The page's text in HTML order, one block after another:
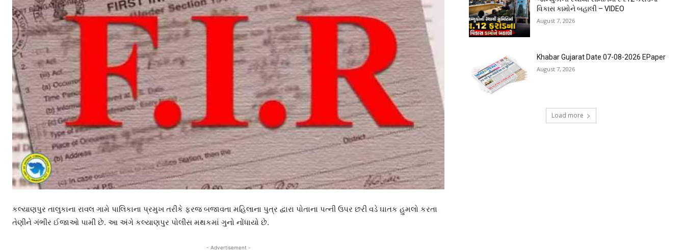
કલ્યાણપુર તાલુકાના રાવલ ગામે પાલિકાના પ્રમુખ તરીકે ફરજ બજાવતા મહિલાના પુત્ર દ્વારા પોતાના પત્ની ઉપર છરી વડે ઘાતક હુમલો કરતા
તેણીને ગંભીર ઈજાઓ પામી છે. આ અંગે કલ્યાણપુર પોલીસ મથકમાં ગુનો નોંધાયો છે.
- Advertisement -
વિકાસ કામોને બહાલી – VIDEO
August 7, 2026
Khabar Gujarat Date 07-08-2026 EPaper
August 7, 2026
Load more